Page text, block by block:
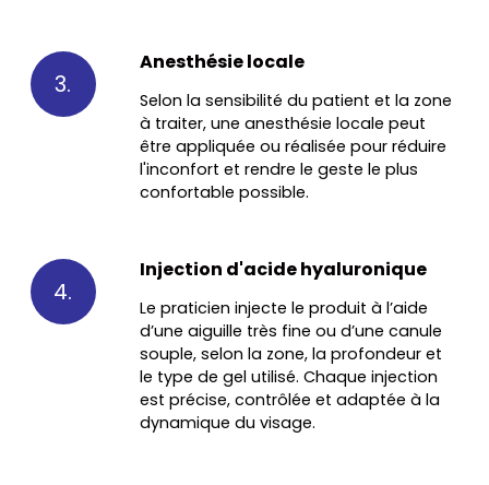
3.
Anesthésie locale
Selon la sensibilité du patient et la zone
à traiter, une anesthésie locale peut
être appliquée ou réalisée pour réduire
l'inconfort et rendre le geste le plus
confortable possible.
4.
Injection d'acide hyaluronique
Le praticien injecte le produit à l’aide
d’une aiguille très fine ou d’une canule
souple, selon la zone, la profondeur et
le type de gel utilisé. Chaque injection
est précise, contrôlée et adaptée à la
dynamique du visage.